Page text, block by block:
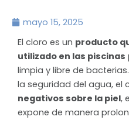
mayo 15, 2025
El cloro es un producto
utilizado en las piscinas
limpia y libre de
la seguridad del agua, el
negativos sobre la piel,
expone de manera